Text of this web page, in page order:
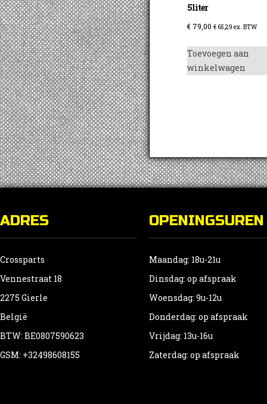
5liter
€ 79,00 € 65,29 ex. BTW
Toevoegen aan
winkelwagen
ADRES
Crossparts
Vennestraat 18
2275 Gierle
België
BTW: BE0807590623
GSM: +32498608155
OPENINGSUREN
Maandag: 18u-21u
Dinsdag: op afspraak
Woensdag: 9u-12u
Donderdag: op afspraak
Vrijdag: 13u-16u
Zaterdag: op afspraak